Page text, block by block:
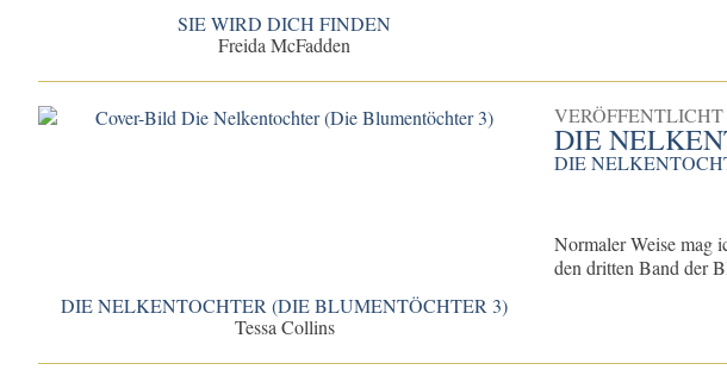
SIE WIRD DICH FINDEN
Freida McFadden
DIE NELKENTOCHTER (DIE BLUMENTÖCHTER 3)
Tessa Collins
DIE
DIE
Normaler Weise mag
den dritten Band der